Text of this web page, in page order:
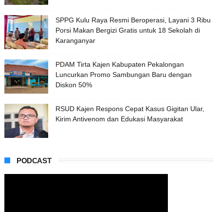
SPPG Kulu Raya Resmi Beroperasi, Layani 3 Ribu
Porsi Makan Bergizi Gratis untuk 18 Sekolah di
Karanganyar
PDAM Tirta Kajen Kabupaten Pekalongan
Luncurkan Promo Sambungan Baru dengan
Diskon 50%
RSUD Kajen Respons Cepat Kasus Gigitan Ular,
Kirim Antivenom dan Edukasi Masyarakat
PODCAST